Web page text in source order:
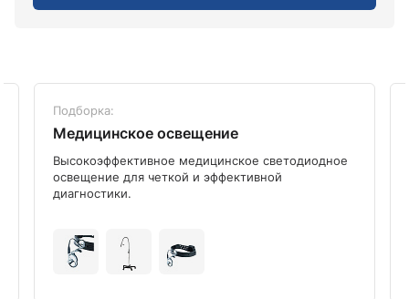
Подборка:
Медицинское освещение
Высокоэффективное медицинское светодиодное
освещение для четкой и эффективной
диагностики.